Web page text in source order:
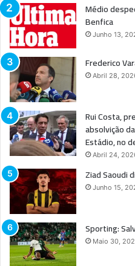
Médio
Benfica
Junho 13,
Frederico
Abril 28,
Rui Costa,
absolvição
Estádio, no
Abril 24,
Ziad Saoudi
Junho 15,
Sporting:
Maio 30,